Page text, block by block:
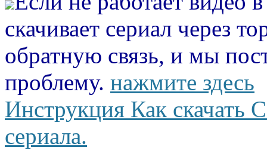
скачивает сериал через
обратную связь, и мы
проблему. нажмите здесь
Инструкция Как скачать
сериала.